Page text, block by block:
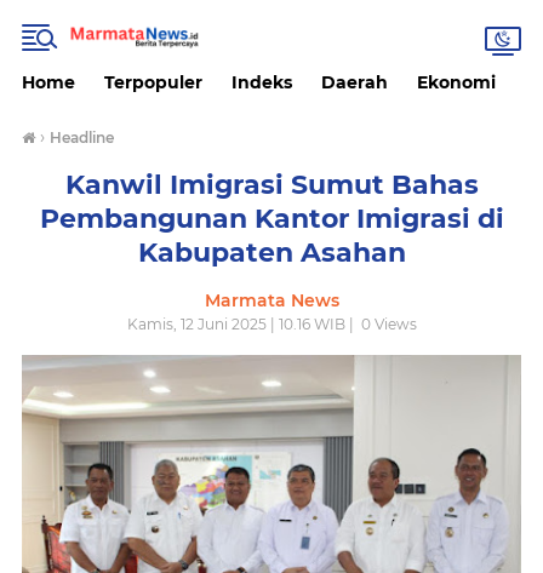
Home Terpopuler Indeks Daerah Ekonomi
› Headline
Kanwil Imigrasi Sumut Bahas
Pembangunan Kantor Imigrasi di
Kabupaten Asahan
Marmata News
Kamis, 12 Juni 2025 | 10.16 WIB | 0Views